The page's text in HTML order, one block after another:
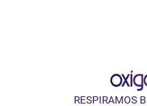
RESPIRAMOS